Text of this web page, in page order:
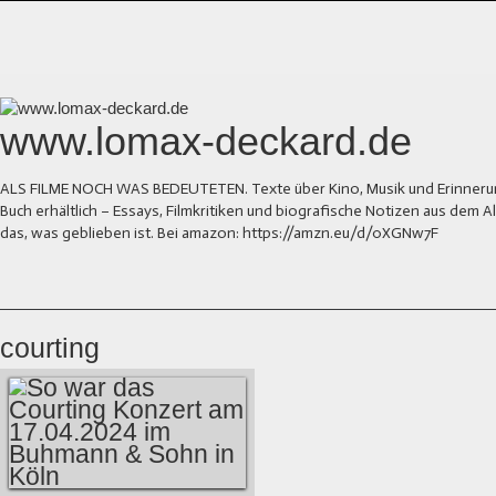
www.lomax-deckard.de
ALS FILME NOCH WAS BEDEUTETEN. Texte über Kino, Musik und
Buch erhältlich – Essays, Filmkritiken und biografische Notizen aus dem
das, was geblieben ist. Bei amazon: https://amzn.eu/d/0XGNw7F
courting